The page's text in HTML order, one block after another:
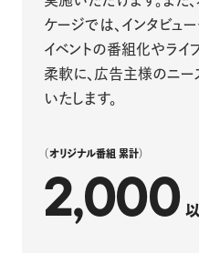
ケージでは、インタビュ
イベントの番組化やライ
柔軟に、広告主様のニ
いたします。
（オリジナル番組 累計）
2,000